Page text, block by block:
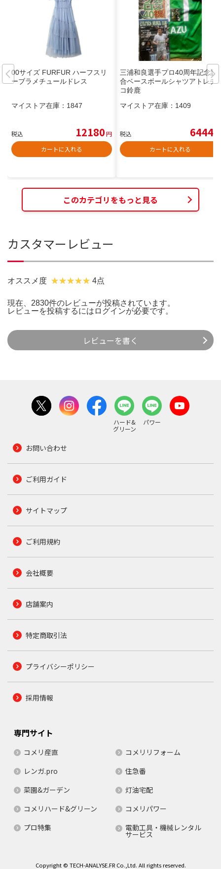
00サイズ FURFUR ハーフスリ
ーブラメチュールドレス
マイストア在庫： 1847
税込 12180円
カートに入れる
三浦和良選手プロ40周年記念試
合ベースボールシャツアトレチ
コ鈴鹿
マイストア在庫： 1409
税込 6444
カートに入れる
このカテゴリをもっと見る
カスタマーレビュー
オススメ度 4点
現在、2830件のレビューが投稿されています。
レビューを投稿するには ログインが必要です。
レビューを書く
ハード&
グリーン
パワー
お問い合わせ
ご利用ガイド
サイトマップ
ご利用規約
会社概要
店舗案内
特定商取引法
プライバシーポリシー
採用情報
専門サイト
コメリ産直
コメリリフォーム
レンガ.pro
住急番
菜園&ガーデン
灯油宅配
コメリハード&グリーン
コメリパワー
プロ特集
電動工具・機械レンタル
サービス
Copyright © TECH-ANALYSE.FR Co.,Ltd. All rights reserved.